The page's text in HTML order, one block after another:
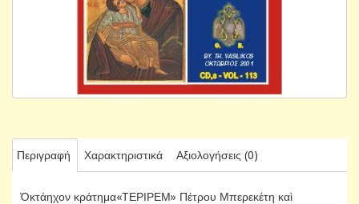
Περιγραφή Χαρακτηριστικά Αξιολογήσεις (0)
Ὀκτάηχον κράτημα«ΤΕΡΙΡΕΜ» Πέτρου Μπερεκέτη καὶ